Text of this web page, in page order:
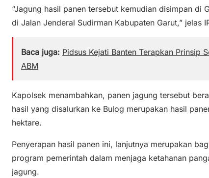
“Jagung hasil panen tersebut kemudian disimpan di
di Jalan Jenderal Sudirman Kabupaten Garut,” jelas
Baca juga: Pidsus Kejati Banten Terapkan Prinsip
ABM
Kapolsek menambahkan, panen jagung tersebut
hasil yang disalurkan ke Bulog merupakan hasil
hektare.
Penyerapan hasil panen ini, lanjutnya merupakan
program pemerintah dalam menjaga ketahanan
jagung.